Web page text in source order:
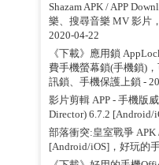
Shazam APK / APP
樂、搜尋音樂 MV 影片
2020-04-22
《下載》應用鎖
費手機螢幕鎖(手機鎖)
訊鎖、手機保護上鎖 -
影片剪輯 APP - 手機版
Director) 6.7.2 [Android/
部落衝突:皇室戰爭 APK
[Android/iOS]，好玩的